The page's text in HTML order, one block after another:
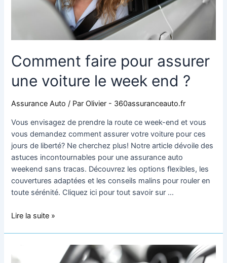
Comment faire pour assurer
une voiture le week end ?
Assurance Auto / Par Olivier - 360assuranceauto.fr
Vous envisagez de prendre la route ce week-end et vous
vous demandez comment assurer votre voiture pour ces
jours de liberté? Ne cherchez plus! Notre article dévoile des
astuces incontournables pour une assurance auto
weekend sans tracas. Découvrez les options flexibles, les
couvertures adaptées et les conseils malins pour rouler en
toute sérénité. Cliquez ici pour tout savoir sur …
Lire la suite »